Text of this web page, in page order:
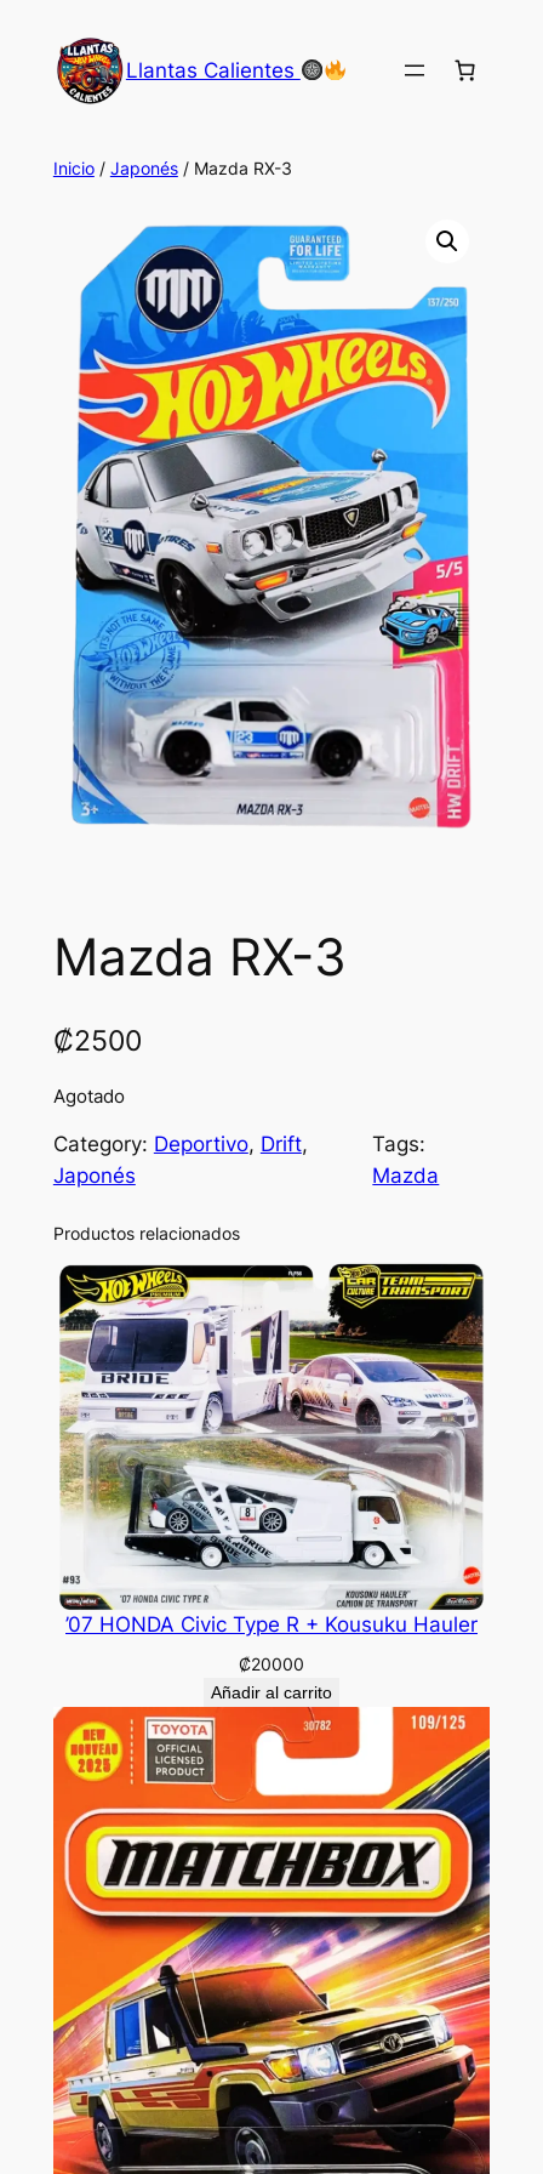
contenido
Llantas Calientes
Inicio/ Japonés/ Mazda RX-3
Mazda RX-3
₡2500
Agotado
Category: Deportivo, Drift
Japonés
Tags:
Mazda
Productos relacionados
’07 HONDA Civic Type R + Kousuku Hauler
₡20000
Añadir al carrito